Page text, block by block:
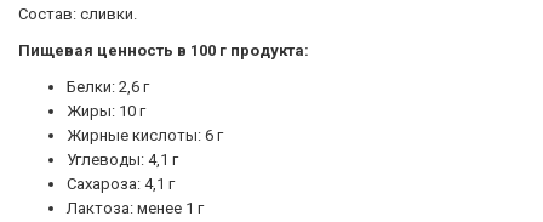
Состав: сливки.
Пищевая ценность в 100 г продукта:
Белки: 2,6 г
Жиры: 10 г
Жирные кислоты: 6 г
Углеводы: 4,1 г
Сахароза: 4,1 г
Лактоза: менее 1 г